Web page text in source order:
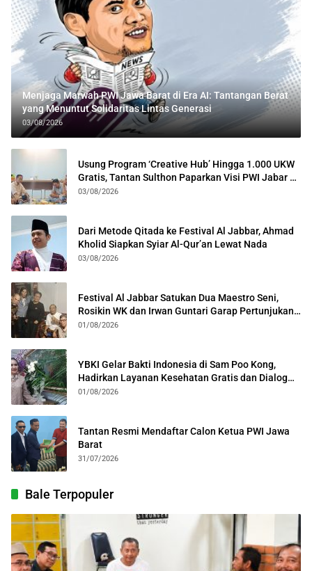
Menjaga Marwah PWI Jawa Barat di Era AI: Tantangan Berat
yang Menuntut Solidaritas Lintas Generasi
03/08/2026
Usung Program ‘Creative Hub’ Hingga 1.000 UKW
Gratis, Tantan Sulthon Paparkan Visi PWI Jabar di
Kota Bogor
03/08/2026
Dari Metode Qitada ke Festival Al Jabbar, Ahmad
Kholid Siapkan Syiar Al-Qur’an Lewat Nada
03/08/2026
Festival Al Jabbar Satukan Dua Maestro Seni,
Rosikin WK dan Irwan Guntari Garap Pertunjukan
Kolosal
01/08/2026
YBKI Gelar Bakti Indonesia di Sam Poo Kong,
Hadirkan Layanan Kesehatan Gratis dan Dialog
Kebangsaan
01/08/2026
Tantan Resmi Mendaftar Calon Ketua PWI Jawa
Barat
31/07/2026
Bale Terpopuler